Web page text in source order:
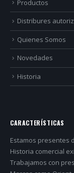
Productos
Distribures
Quienes Somos
Novedades
Historia
CARACTERÍSTICAS
Estamos presentes
Historia comercial
Trabajamos con